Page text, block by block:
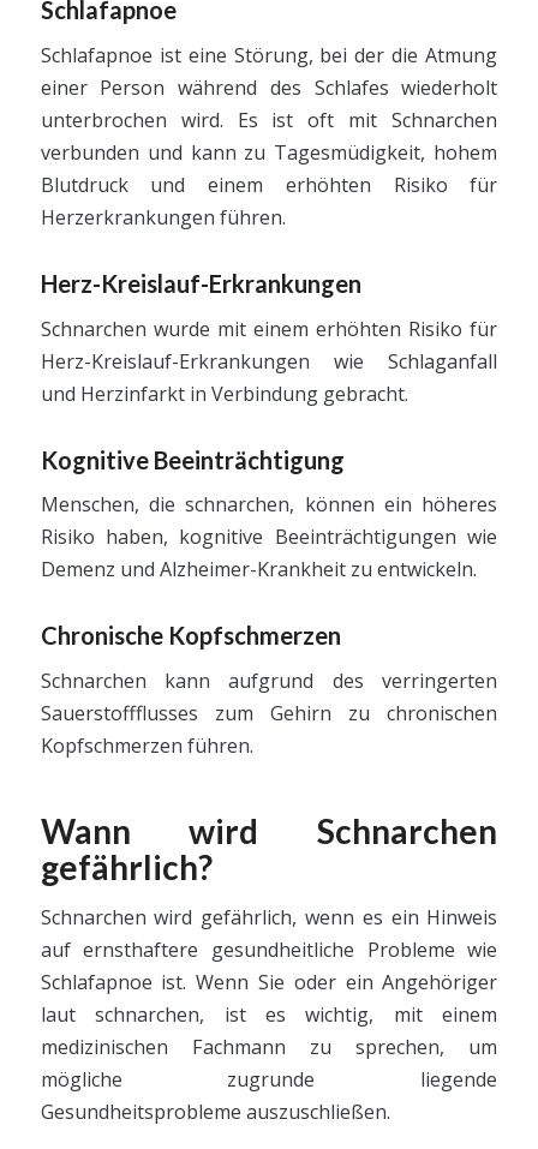
Schlafapnoe
Schlafapnoe ist eine Störung, bei der die Atmung
einer Person während des Schlafes wiederholt
unterbrochen wird. Es ist oft mit Schnarchen
verbunden und kann zu Tagesmüdigkeit, hohem
Blutdruck und einem erhöhten Risiko für
Herzerkrankungen führen.
Herz-Kreislauf-Erkrankungen
Schnarchen wurde mit einem erhöhten Risiko für
Herz-Kreislauf-Erkrankungen wie Schlaganfall
und Herzinfarkt in Verbindung gebracht.
Kognitive Beeinträchtigung
Menschen, die schnarchen, können ein höheres
Risiko haben, kognitive Beeinträchtigungen wie
Demenz und Alzheimer-Krankheit zu entwickeln.
Chronische Kopfschmerzen
Schnarchen kann aufgrund des verringerten
Sauerstoffflusses zum Gehirn zu chronischen
Kopfschmerzen führen.
Wann wird Schnarchen
gefährlich?
Schnarchen wird gefährlich, wenn es ein Hinweis
auf ernsthaftere gesundheitliche Probleme wie
Schlafapnoe ist. Wenn Sie oder ein Angehöriger
laut schnarchen, ist es wichtig, mit einem
medizinischen Fachmann zu sprechen, um
mögliche zugrunde liegende
Gesundheitsprobleme auszuschließen.